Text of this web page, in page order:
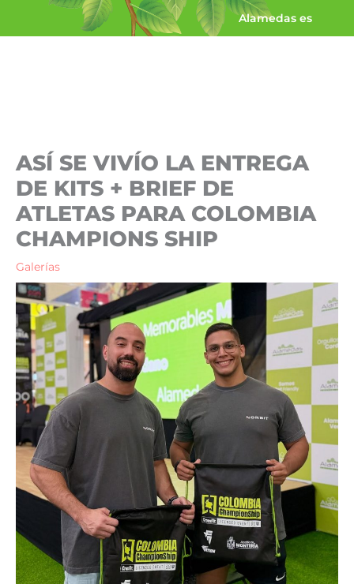
Alamedas es
ASÍ SE VIVÍO LA ENTREGA
DE KITS + BRIEF DE
ATLETAS PARA COLOMBIA
CHAMPIONS SHIP
Galerías